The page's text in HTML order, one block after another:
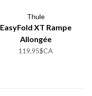
Thule
EasyFold XT Rampe
Allongée
119,95$CA